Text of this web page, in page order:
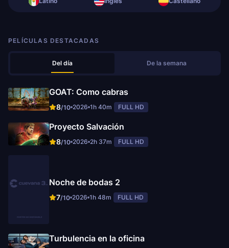
PELÍCULAS DESTACADAS
Del día De la semana
GOAT: Como cabras
8/10 2026 1h 40m FULL HD
Proyecto Salvación
8/10 2026 2h 37m FULL HD
Noche de bodas 2
7/10 2026 1h 48m FULL HD
Turbulencia en la oficina